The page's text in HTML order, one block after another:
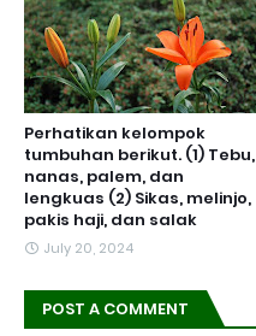
Perhatikan kelompok
tumbuhan berikut. (1) Tebu,
nanas, palem, dan
lengkuas (2) Sikas, melinjo,
pakis haji, dan salak
July 20, 2024
POST A COMMENT